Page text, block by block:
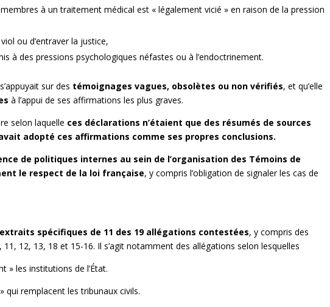
à un traitement médical est « légalement vicié » en raison de la pression
ou d’entraver la justice,
à des pressions psychologiques néfastes ou à l’endoctrinement.
sur des témoignages vagues, obsolètes ou non vérifiés, et qu’elle
à l’appui de ses affirmations les plus graves.
selon laquelle ces déclarations n’étaient que des résumés de sources
avait adopté ces affirmations comme ses propres conclusions.
de politiques internes au sein de l’organisation des Témoins de
le respect de la loi française, y compris l’obligation de signaler les cas de
spécifiques de 11 des 19 allégations contestées, y compris des
12, 13, 18 et 15-16. Il s’agit notamment des allégations selon lesquelles
» les institutions de l’État.
qui remplacent les tribunaux civils.